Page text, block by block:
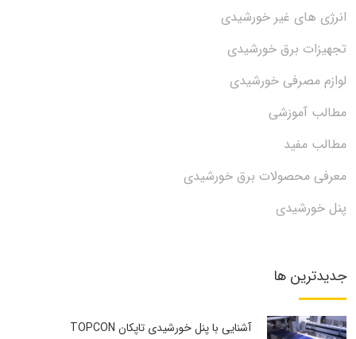
انرژی های غیر خورشیدی
تجهیزات برق خورشیدی
لوازم مصرفی خورشیدی
مطالب آموزشی
مطالب مفید
معرفی محصولات برق خورشیدی
پنل خورشیدی
جدیدترین ها
آشنایی با پنل خورشیدی تاپکان TOPCON